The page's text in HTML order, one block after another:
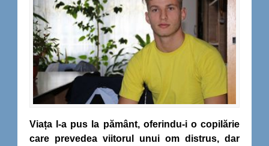
Viața l-a pus la pământ, oferindu-i o copilărie
care prevedea viitorul unui om distrus, dar